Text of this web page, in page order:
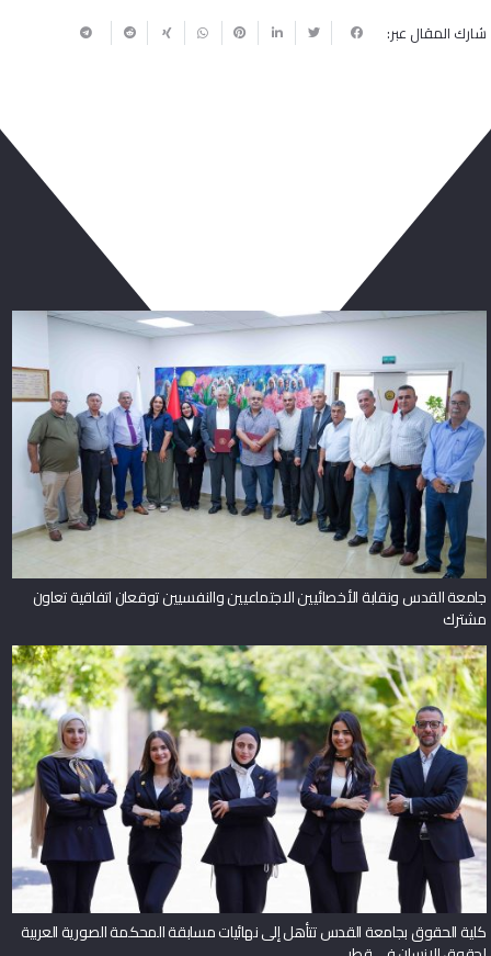
شارك المقال عبر:
جامعة القدس ونقابة الأخصائيين الاجتماعيين والنفسيين توقعان اتفاقية تعاون
مشترك
كلية الحقوق بجامعة القدس تتأهل إلى نهائيات مسابقة المحكمة الصورية العربية